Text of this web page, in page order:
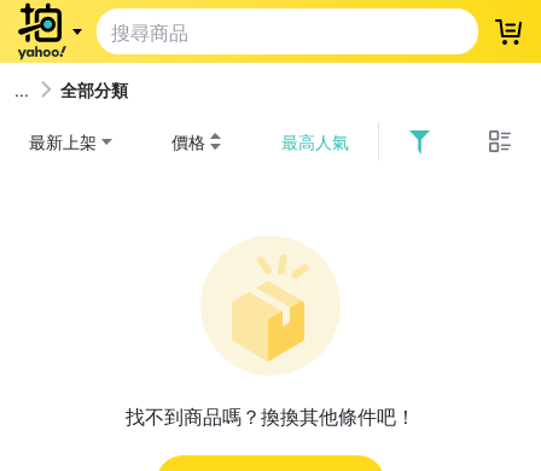
登
全部分類
最新上架 價格 最高人氣
找不到商品嗎？換換其他條件吧！